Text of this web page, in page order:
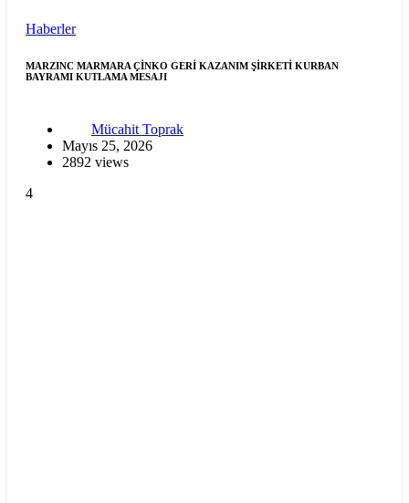
Haberler
MARZINC MARMARA ÇİNKO GERİ KAZANIM ŞİRKETİ KURBAN
BAYRAMI KUTLAMA MESAJI
Mücahit Toprak
Mayıs 25, 2026
2892 views
4